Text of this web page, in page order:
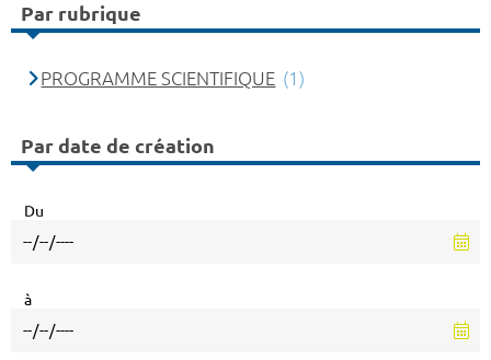
Par rubrique
PROGRAMME SCIENTIFIQUE (1)
Par date de création
Du
à